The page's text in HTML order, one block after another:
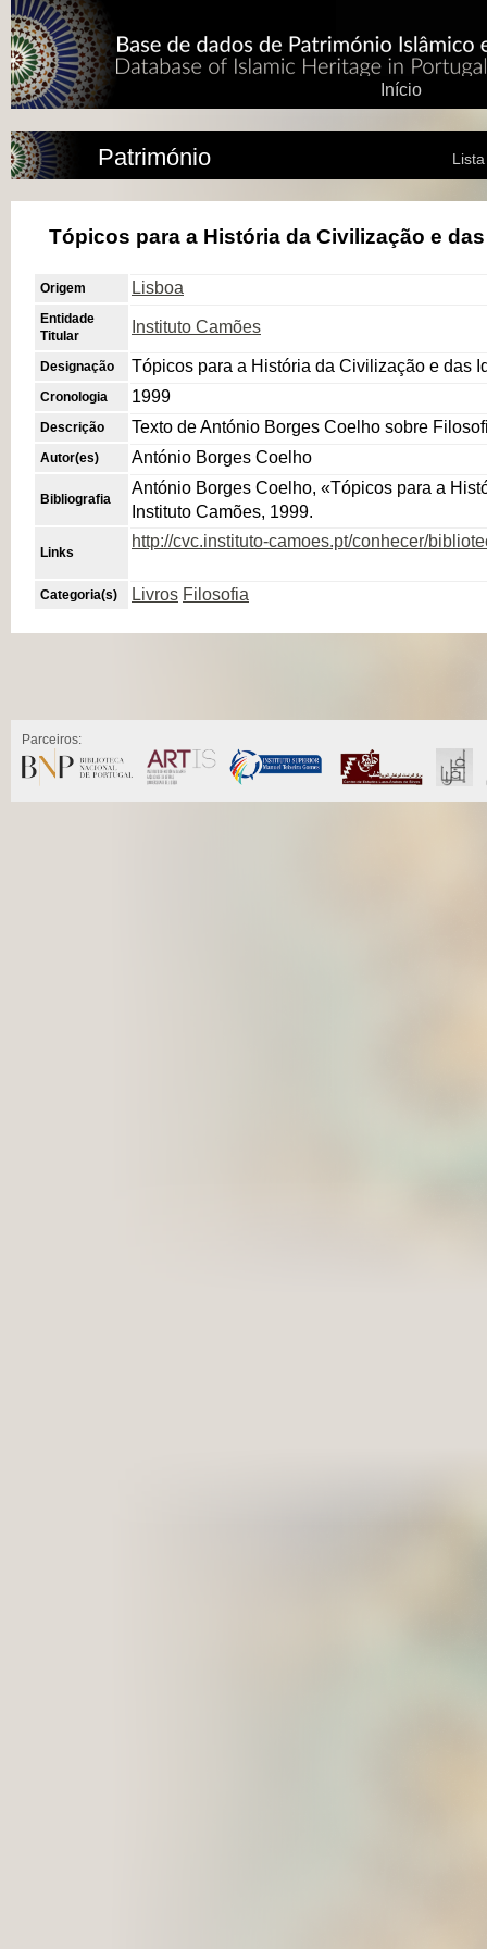
Início
Património
Tópicos para a História da Civilização e
Origem Lisboa
Entidade
Titular
Instituto Camões
Designação Tópicos para a História da Civilização e das
Cronologia 1999
Descrição Texto de António Borges Coelho sobre
Autor(es) António Borges Coelho
Bibliografia
António Borges Coelho, «Tópicos para a
Instituto Camões, 1999.
Links
http://cvc.instituto-camoes.pt/conhecer/
Categoria(s) Livros Filosofia
Parceiros: